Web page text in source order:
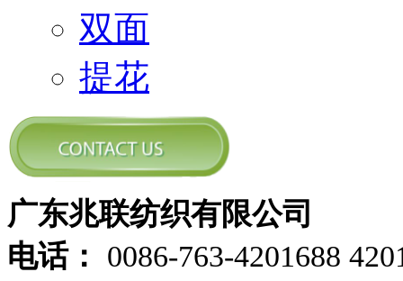
双面
提花
广东兆联纺织有限公司
电话：
0086-763-4201688